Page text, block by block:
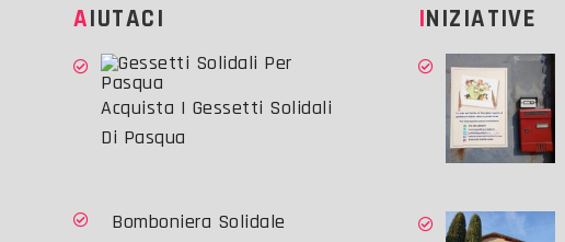
AIUTACI
Acquista I Gessetti Solidali
Di Pasqua
Bomboniera Solidale
INIZIATIVE